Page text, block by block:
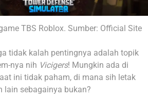
TBS Roblox. Sumber: Official Site
tidak kalah pentingnya adalah topik
nya nih Vicigers! Mungkin ada di
ini tidak paham, di mana sih letak
lain sebagainya bukan?